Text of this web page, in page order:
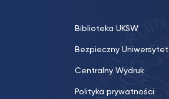
Biblioteka UKSW
Bezpieczny Uniwersytet
Centralny Wydruk
Polityka prywatności